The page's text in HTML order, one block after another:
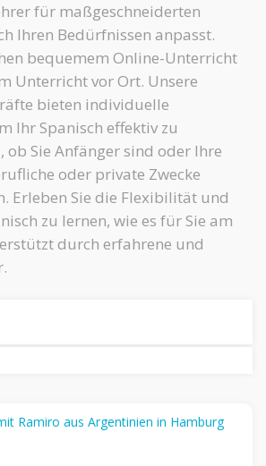
für maßgeschneiderten
Ihren Bedürfnissen anpasst.
bequemem Online-Unterricht
Unterricht vor Ort. Unsere
bieten individuelle
Ihr Spanisch effektiv zu
ob Sie Anfänger sind oder Ihre
oder private Zwecke
Erleben Sie die Flexibilität und
zu lernen, wie es für Sie am
durch erfahrene und